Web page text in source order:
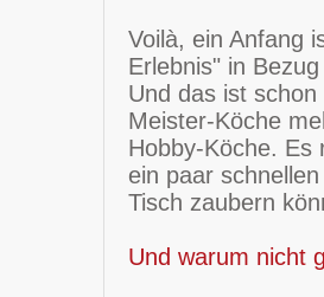
Voilà, ein Anfang
Erlebnis" in
Und das ist
Meister-Köche
Hobby-Köche. Es
ein paar
Tisch zaubern
Und warum nicht